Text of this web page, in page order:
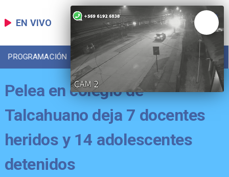
EN VIVO
PROGRAMACIÓN LOCAL DEPORTES
Pelea en colegio de
Talcahuano deja 7 docentes
heridos y 14 adolescentes
detenidos